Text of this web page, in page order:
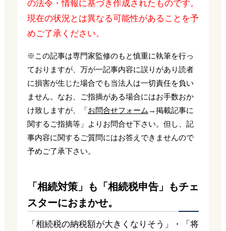
の法令・情報に基づき作成されたものです。
現在の状況とは異なる可能性があることを予
めご了承ください。
※この記事は専門家監修のもと慎重に執筆を行っ
ておりますが、万が一記事内容に誤りがあり読者
に損害が生じた場合でも当法人は一切責任を負い
ません。なお、ご指摘がある場合にはお手数おか
け致しますが、「お問合せフォーム →掲載記事に
関するご指摘等」よりお問合せ下さい。但し、記
事内容に関するご質問にはお答えできませんので
予めご了承下さい。
「相続対策」も「相続税申告」もチェ
スターにおまかせ。
「相続税の納税額が大きくなりそう」・「将